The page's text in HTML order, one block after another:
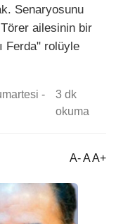
Senaryosunu
ailesinin bir
Ferda" rolüyle
-
3 dk
okuma
A- A A+